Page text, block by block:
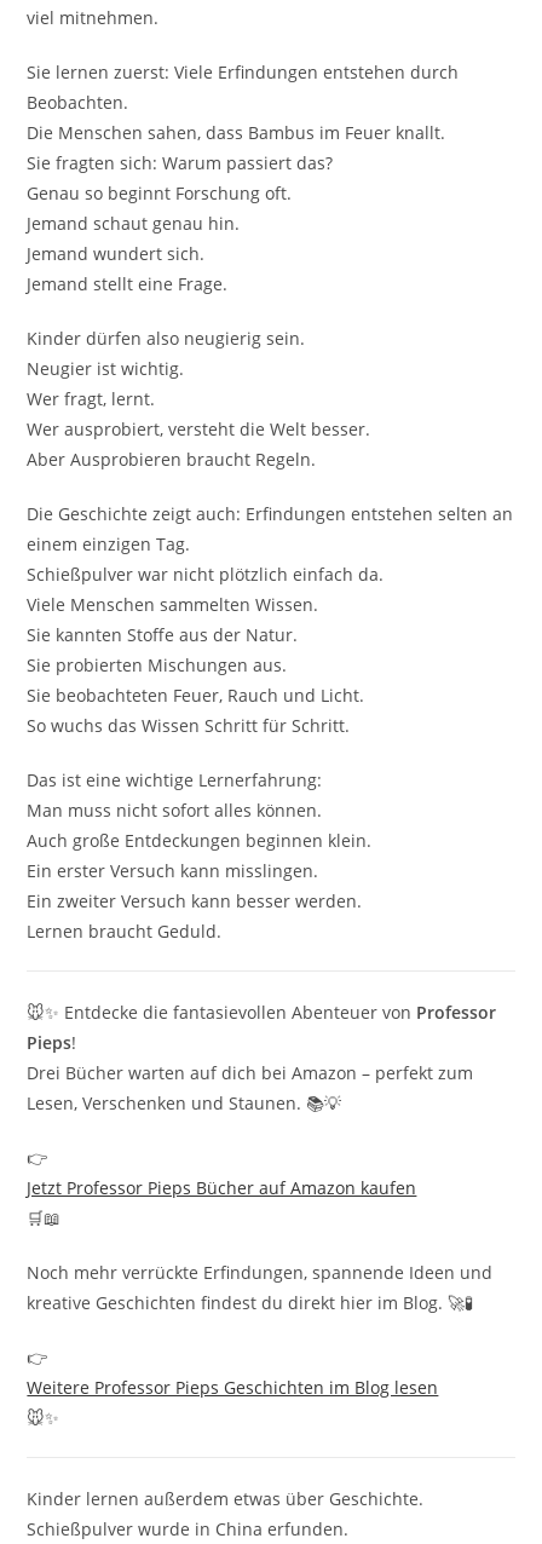
viel mitnehmen.
Sie lernen zuerst: Viele Erfindungen entstehen durch
Beobachten.
Die Menschen sahen, dass Bambus im Feuer knallt.
Sie fragten sich: Warum passiert das?
Genau so beginnt Forschung oft.
Jemand schaut genau hin.
Jemand wundert sich.
Jemand stellt eine Frage.
Kinder dürfen also neugierig sein.
Neugier ist wichtig.
Wer fragt, lernt.
Wer ausprobiert, versteht die Welt besser.
Aber Ausprobieren braucht Regeln.
Die Geschichte zeigt auch: Erfindungen entstehen selten an
einem einzigen Tag.
Schießpulver war nicht plötzlich einfach da.
Viele Menschen sammelten Wissen.
Sie kannten Stoffe aus der Natur.
Sie probierten Mischungen aus.
Sie beobachteten Feuer, Rauch und Licht.
So wuchs das Wissen Schritt für Schritt.
Das ist eine wichtige Lernerfahrung:
Man muss nicht sofort alles können.
Auch große Entdeckungen beginnen klein.
Ein erster Versuch kann misslingen.
Ein zweiter Versuch kann besser werden.
Lernen braucht Geduld.
🐭✨ Entdecke die fantasievollen Abenteuer von Professor
Pieps!
Drei Bücher warten auf dich bei Amazon – perfekt zum
Lesen, Verschenken und Staunen. 📚💡
👉
Jetzt Professor Pieps Bücher auf Amazon kaufen
🛒📖
Noch mehr verrückte Erfindungen, spannende Ideen und
kreative Geschichten findest du direkt hier im Blog. 🚀🧪
👉
Weitere Professor Pieps Geschichten im Blog lesen
🐭✨
Kinder lernen außerdem etwas über Geschichte.
Schießpulver wurde in China erfunden.